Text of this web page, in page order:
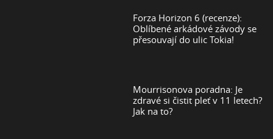
Forza Horizon 6 (recenze):
Oblíbené arkádové závody se
přesouvají do ulic Tokia!
Mourrisonova poradna: Je
zdravé si čistit pleť v 11 letech?
Jak na to?